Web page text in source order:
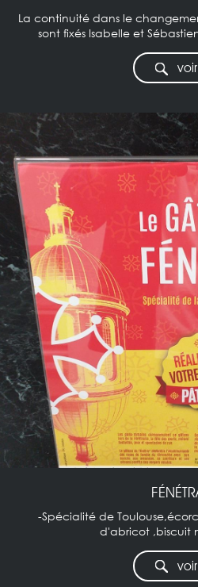
La continuité dans le
sont fixés Isabelle et
voir
-Spécialité de
d'abricot ,biscuit
voir